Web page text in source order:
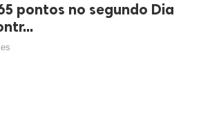
pontos no segundo Dia